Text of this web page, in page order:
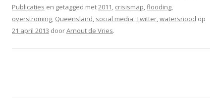
Publicaties en getagged met2011, crisismap,flooding,
overstroming, Queensland, social media,Twitter,watersnood op
21 april 2013 doorArnout de Vries.